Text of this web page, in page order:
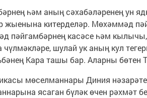
һәм аның сәхабәләренең ун
жыенына китерделәр. Мөхәммәд
пәйгамбәрнең касәсе һәм
чүлмәкләре, шулай ук аның кул
Кара ташы бар. Аларны бөтен
мөселманнары Диния
ясаган бүләк өчен рәхмәт